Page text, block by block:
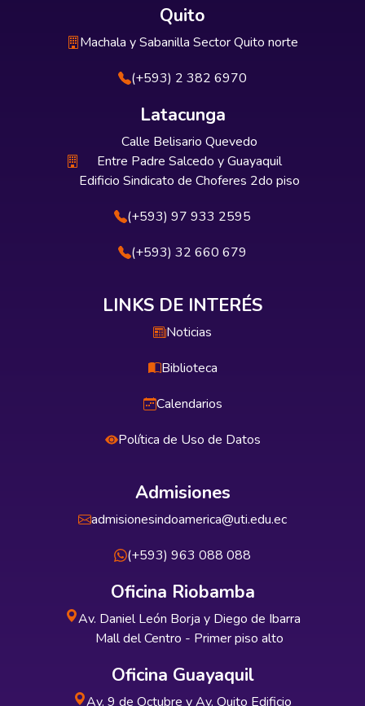
Quito
Machala y Sabanilla Sector Quito norte
(+593) 2 382 6970
Latacunga
Calle Belisario Quevedo
Entre Padre Salcedo y Guayaquil
Edificio Sindicato de Choferes 2do piso
(+593) 97 933 2595
(+593) 32 660 679
LINKS DE INTERÉS
Noticias
Biblioteca
Calendarios
Política de Uso de Datos
Admisiones
admisionesindoamerica@uti.edu.ec
(+593) 963 088 088
Oficina Riobamba
Av. Daniel León Borja y Diego de Ibarra
Mall del Centro - Primer piso alto
Oficina Guayaquil
Av. 9 de Octubre y Av. Quito Edificio